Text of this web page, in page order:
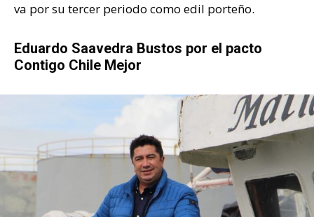
va por su tercer periodo como edil porteño.
Eduardo Saavedra Bustos por el pacto
Contigo Chile Mejor